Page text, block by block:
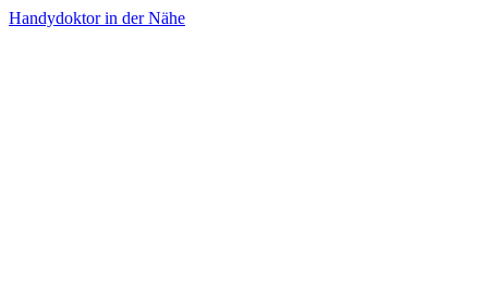
Handydoktor in der Nähe